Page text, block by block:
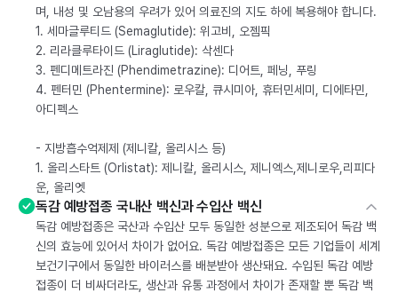
며, 내성 및 오남용의 우려가 있어 의료진의 지도 하에 복용해야 합니다.
1. 세마글루티드 (Semaglutide): 위고비, 오젬픽
2. 리라클루타이드 (Liraglutide): 삭센다
3. 펜디메트라진 (Phendimetrazine): 디어트, 페닝, 푸링
4. 펜터민 (Phentermine): 로우칼, 큐시미아, 휴터민세미, 디에타민,
아디펙스
- 지방흡수억제제 (제니칼, 올리시스 등)
1. 올리스타트 (Orlistat): 제니칼, 올리시스, 제니엑스,제니로우,리피다
운, 올리엣
독감 예방접종 국내산 백신과 수입산 백신
독감 예방접종은 국산과 수입산 모두 동일한 성분으로 제조되어 독감 백
신의 효능에 있어서 차이가 없어요. 독감 예방접종은 모든 기업들이 세계
보건기구에서 동일한 바이러스를 배분받아 생산돼요. 수입된 독감 예방
접종이 더 비싸더라도, 생산과 유통 과정에서 차이가 존재할 뿐 독감 백